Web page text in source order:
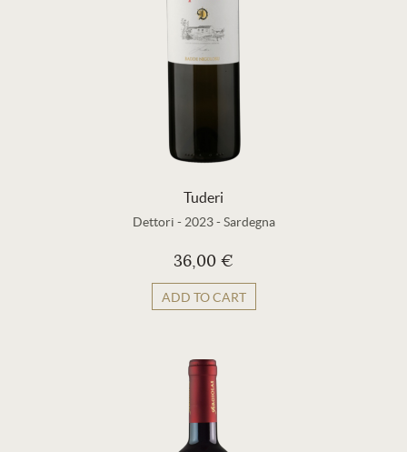
Tuderi
Dettori - 2023-Sardegna
36,00 €
ADD TO CART